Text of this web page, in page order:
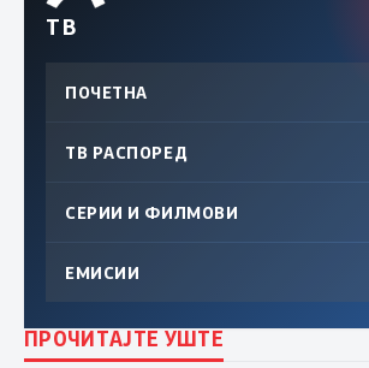
ТВ
ПОЧЕТНА
ТВ РАСПОРЕД
СЕРИИ И ФИЛМОВИ
ЕМИСИИ
ПРОЧИТАЈТЕ УШТЕ